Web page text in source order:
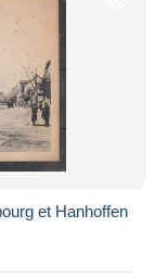
et Hanhoffen